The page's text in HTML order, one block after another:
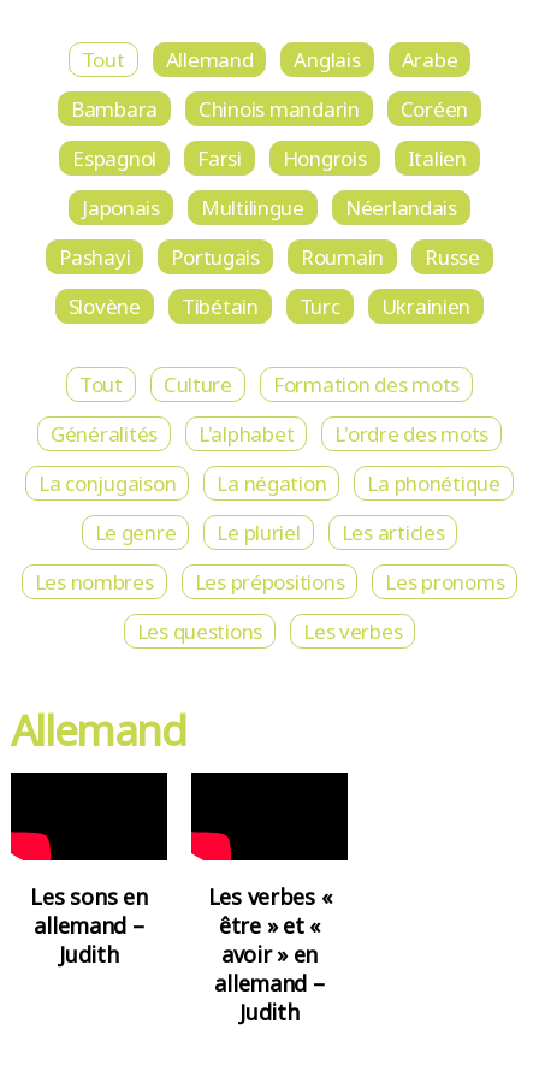
Tout Allemand Anglais
Arabe
Bambara
Chinois mandarin
Coréen
Espagnol
Farsi Hongrois
Italien
Japonais
Multilingue
Néerlandais
Pashayi
Portugais Roumain
Russe
Slovène
Tibétain Turc Ukrainien
Tout Culture
Formation des mots
Généralités
L'alphabet
L'ordre des mots
La conjugaison
La négation
La phonétique
Le genre
Le pluriel
Les articles
Les nombres
Les prépositions
Les pronoms
Les questions
Les verbes
Allemand
Les sons en
allemand –
Judith
Les verbes «
être » et «
avoir » en
allemand –
Judith